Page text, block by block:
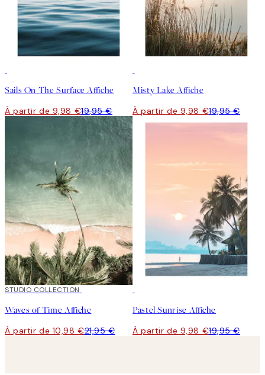
Sails On The Surface Affiche
À partir de 9,98 €19,95 €
Misty Lake Affiche
À partir de 9,98 €19,95 €
50%*
STUDIO COLLECTION
Waves of Time Affiche
À partir de 10,98 €21,95 €
Pastel Sunrise Affiche
À partir de 9,98 €19,95 €